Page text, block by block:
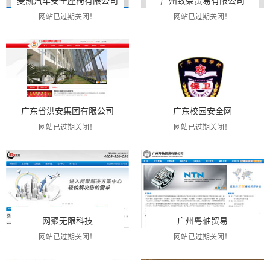
网站已过期关闭！ 网站已过期关闭！
广东省洪安集团有限公司
网站已过期关闭！
广东校园安全网
网站已过期关闭！
网聚无限科技
网站已过期关闭！
广州粤轴贸易
网站已过期关闭！